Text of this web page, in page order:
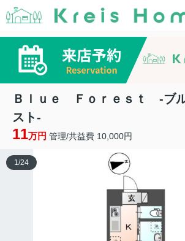
Ｂｌｕｅ Ｆｏｒｅｓｔ -ブ
スト-
11万円 管理/共益費 10,000円
1/24